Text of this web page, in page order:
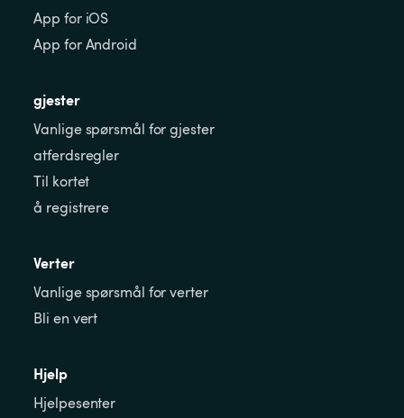
App for iOS
App for Android
gjester
Vanlige spørsmål for gjester
atferdsregler
Til kortet
å registrere
Verter
Vanlige spørsmål for verter
Bli en vert
Hjelp
Hjelpesenter